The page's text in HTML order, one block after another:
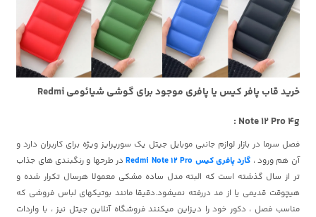
خرید قاب پافر کیس یا پافری موجود برای گوشی شیائومی Redmi
Note 12 Pro 4g :
فصل سرما در بازار لوازم جانبی موبایل جیتل یک سورپرایز ویژه برای کاربران دارد و
آن هم ورود ، گارد پافری کیس Redmi Note 12 Pro
در طرحها و رنگبندی های جذاب
تر از سال گذشته است که البته مدل ساده مشکی معمولا هرسال تکرار شده و
هیچوقت قدیمی یا از مد دررفته نمیشود.دقیقا مانند بوتیکهای لباس فروشی که
مناسب فصل ، دکور خود را دیزاین میکنند فروشگاه آنلاین جیتل نیز ، با واردات